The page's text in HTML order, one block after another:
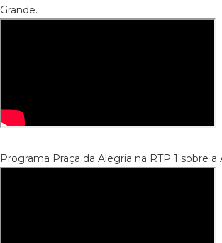
Grande.
Programa Praça da Alegria na RTP 1 sobre a